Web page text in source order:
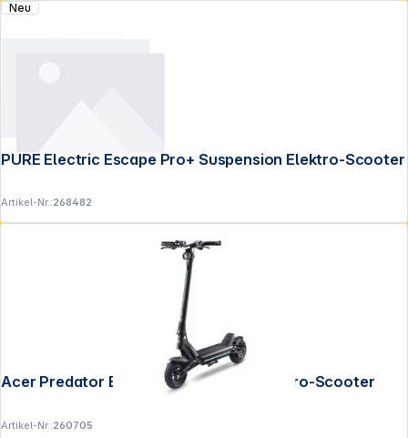
Neu
PURE Electric Escape Pro+ Suspension Elektro-Scooter
Artikel-Nr.:268482
Acer Predator ES Thunder PES027 Elektro-Scooter
Artikel-Nr.:260705